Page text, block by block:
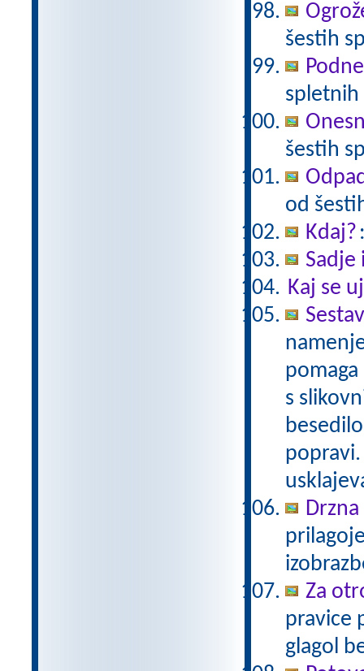
šestih
spletnih
šestih
od
Kdaj?
Sadje
Kaj se
s
Za
pravice
glagol